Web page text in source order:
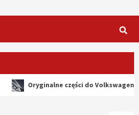
Oryginalne części do Volkswagena –